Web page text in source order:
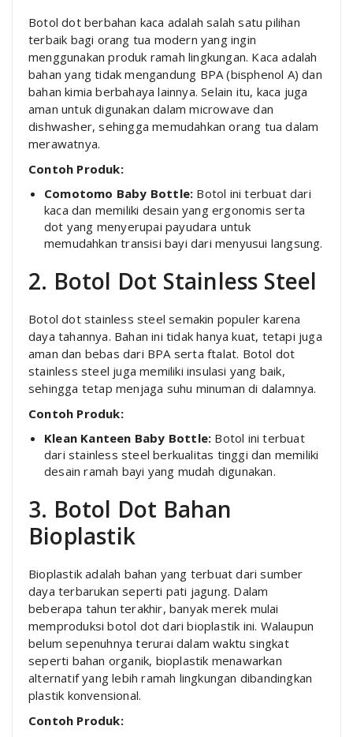
Botol dot berbahan kaca adalah salah satu pilihan
terbaik bagi orang tua modern yang ingin
menggunakan produk ramah lingkungan. Kaca adalah
bahan yang tidak mengandung BPA (bisphenol A) dan
bahan kimia berbahaya lainnya. Selain itu, kaca juga
aman untuk digunakan dalam microwave dan
dishwasher, sehingga memudahkan orang tua dalam
merawatnya.
Contoh Produk:
Comotomo Baby Bottle: Botol ini terbuat dari
kaca dan memiliki desain yang ergonomis serta
dot yang menyerupai payudara untuk
memudahkan transisi bayi dari menyusui langsung.
2. Botol Dot Stainless Steel
Botol dot stainless steel semakin populer karena
daya tahannya. Bahan ini tidak hanya kuat, tetapi juga
aman dan bebas dari BPA serta ftalat. Botol dot
stainless steel juga memiliki insulasi yang baik,
sehingga tetap menjaga suhu minuman di dalamnya.
Contoh Produk:
Klean Kanteen Baby Bottle: Botol ini terbuat
dari stainless steel berkualitas tinggi dan memiliki
desain ramah bayi yang mudah digunakan.
3. Botol Dot Bahan
Bioplastik
Bioplastik adalah bahan yang terbuat dari sumber
daya terbarukan seperti pati jagung. Dalam
beberapa tahun terakhir, banyak merek mulai
memproduksi botol dot dari bioplastik ini. Walaupun
belum sepenuhnya terurai dalam waktu singkat
seperti bahan organik, bioplastik menawarkan
alternatif yang lebih ramah lingkungan dibandingkan
plastik konvensional.
Contoh Produk: